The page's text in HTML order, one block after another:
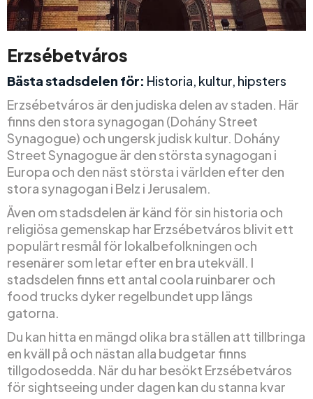
Erzsébetváros
Bästa stadsdelen för: Historia, kultur, hipsters
Erzsébetváros är den judiska delen av staden. Här
finns den stora synagogan (Dohány Street
Synagogue) och ungersk judisk kultur. Dohány
Street Synagogue är den största synagogan i
Europa och den näst största i världen efter den
stora synagogan i Belz i Jerusalem.
Även om stadsdelen är känd för sin historia och
religiösa gemenskap har Erzsébetváros blivit ett
populärt resmål för lokalbefolkningen och
resenärer som letar efter en bra utekväll. I
stadsdelen finns ett antal coola ruinbarer och
food trucks dyker regelbundet upp längs
gatorna.
Du kan hitta en mängd olika bra ställen att tillbringa
en kväll på och nästan alla budgetar finns
tillgodosedda. När du har besökt Erzsébetváros
för sightseeing under dagen kan du stanna kvar